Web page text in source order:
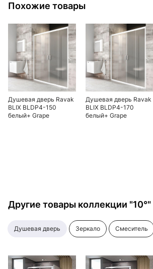
Похожие товары
Душевая дверь Ravak
BLIX BLDP4-150
белый+ Grape
Душевая дверь Ravak
BLIX BLDP4-170
белый+ Grape
Другие товары коллекции "10°"
душевая дверь зеркало смеситель